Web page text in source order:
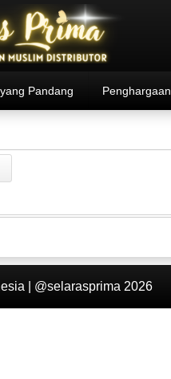
Pandang Penghargaan
| @selarasprima 2026